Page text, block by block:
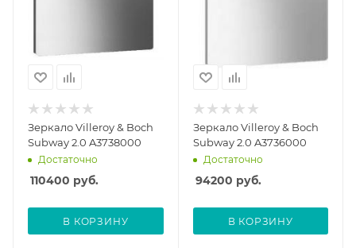
Зеркало Villeroy & Boch
Subway 2.0 A3738000
Достаточно
110400 руб.
В КОРЗИНУ
Зеркало Villeroy & Boch
Subway 2.0 A3736000
Достаточно
94200 руб.
В КОРЗИНУ